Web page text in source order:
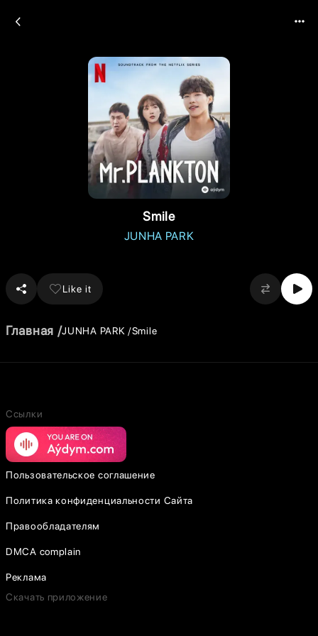
Smile
JUNHA PARK
Like it
Главная JUNHA PARK Smile
Ссылки
Пользовательское соглашение
Политика конфиденциальности Сайта
Правообладателям
DMCA complain
Реклама
Скачать приложение